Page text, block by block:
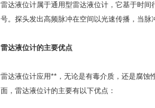
雷达液位计属于通用型雷达液位计，它基于时
号。探头发出高频脉冲在空间以光速传播，当脉
雷达液位计的主要优点
雷达液位计应用**，无论是有毒介质，还是腐蚀
面，雷达液位计的主要有以下优点：